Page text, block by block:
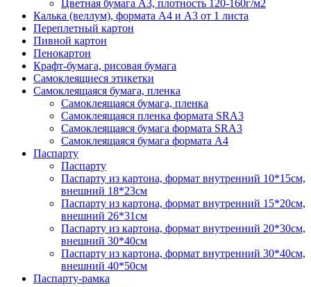
Цветная бумага А3, плотность 120-160г/м2
Калька (веллум), формата А4 и А3 от 1 листа
Переплетный картон
Пивной картон
Пенокартон
Крафт-бумага, рисовая бумага
Самоклеящиеся этикетки
Самоклеящаяся бумага, пленка
Самоклеящаяся бумага, пленка
Самоклеящаяся пленка формата SRА3
Самоклеящаяся бумага формата SRА3
Самоклеящаяся бумага формата А4
Паспарту
Паспарту
Паспарту из картона, формат внутренний 10*15см,
внешний 18*23см
Паспарту из картона, формат внутренний 15*20см,
внешний 26*31см
Паспарту из картона, формат внутренний 20*30см,
внешний 30*40см
Паспарту из картона, формат внутренний 30*40см,
внешний 40*50см
Паспарту-рамка